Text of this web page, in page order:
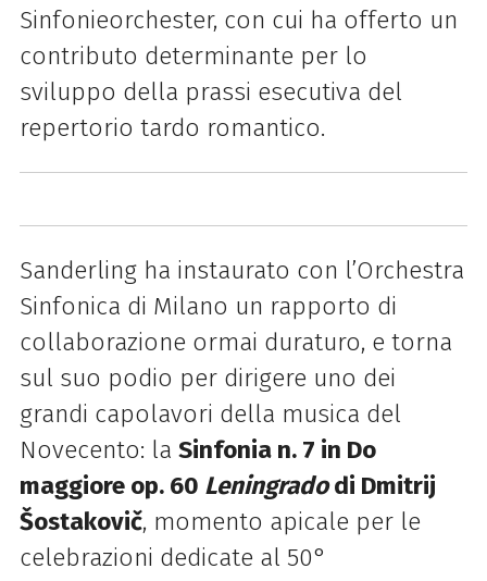
Sinfonieorchester, con cui ha offerto un
contributo determinante per lo
sviluppo della prassi esecutiva del
repertorio tardo romantico.
Sanderling ha instaurato con l’Orchestra
Sinfonica di Milano un rapporto di
collaborazione ormai duraturo, e torna
sul suo podio per dirigere uno dei
grandi capolavori della musica del
Novecento: la Sinfonia n. 7 in Do
maggiore op. 60 Leningradodi Dmitrij
Šostakovič, momento apicale per le
celebrazioni dedicate al 50°